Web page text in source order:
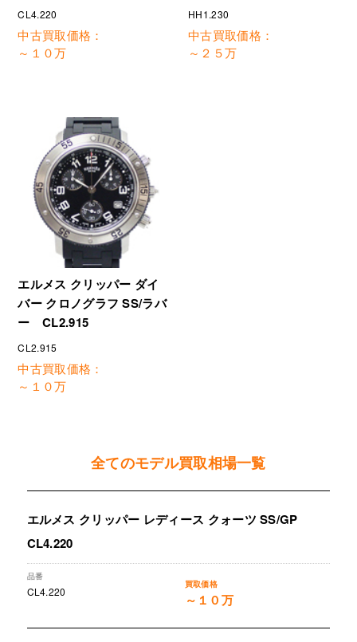
CL4.220
中古買取価格：
～１０万
HH1.230
中古買取価格：
～２５万
エルメス クリッパー ダイ
バー クロノグラフ SS/ラバ
ー CL2.915
CL2.915
中古買取価格：
～１０万
全てのモデル買取相場一覧
エルメス クリッパー レディース クォーツ SS/GP
CL4.220
CL4.220 ～１０万